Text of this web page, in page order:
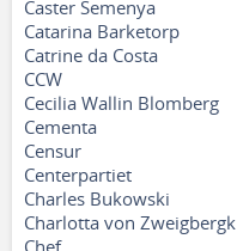
Caster Semenya
Catarina Barketorp
Catrine da Costa
CCW
Cecilia Wallin Blomberg
Cementa
Censur
Centerpartiet
Charles Bukowski
Charlotta von Zweigbergk
Chef